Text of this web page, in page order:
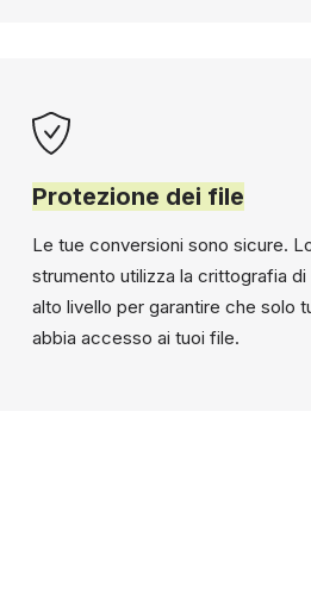
Protezione dei file
Le tue conversioni sono sicure.
strumento utilizza la crittografia di
alto livello per garantire che solo
abbia accesso ai tuoi file.